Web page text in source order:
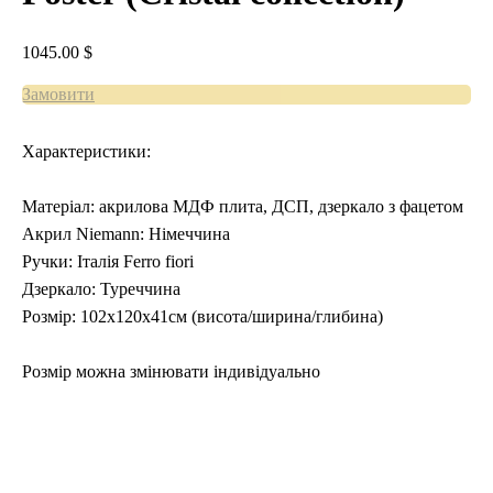
1045.00 $
Замовити
Характеристики:
Матеріал: акрилова МДФ плита, ДСП, дзеркало з фацетом
Акрил Niemann: Німеччина
Ручки: Італія Ferro fiori
Дзеркало: Туреччина
Розмір: 102х120х41см (висота/ширина/глибина)
Розмір можна змінювати індивідуально